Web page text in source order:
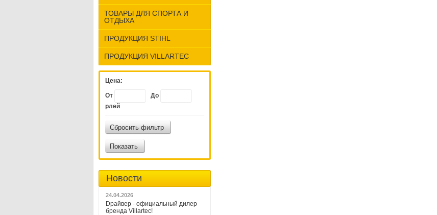
ТОВАРЫ ДЛЯ СПОРТА И
ОТДЫХА
ПРОДУКЦИЯ STIHL
ПРОДУКЦИЯ VILLARTEC
Цена:
От
До
рлей
Сбросить фильтр
Показать
Новости
24.04.2026
Dрайвер - официальный дилер
бренда Villartec!